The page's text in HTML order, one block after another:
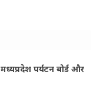
पर्यटन बोर्ड और